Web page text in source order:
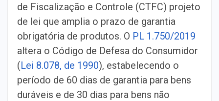
de Fiscalização e Controle (CTFC) projeto
de lei que amplia o prazo de garantia
obrigatória de produtos. O PL 1.750/2019
altera o Código de Defesa do Consumidor
(Lei 8.078, de 1990), estabelecendo o
período de 60 dias de garantia para bens
duráveis e de 30 dias para bens não